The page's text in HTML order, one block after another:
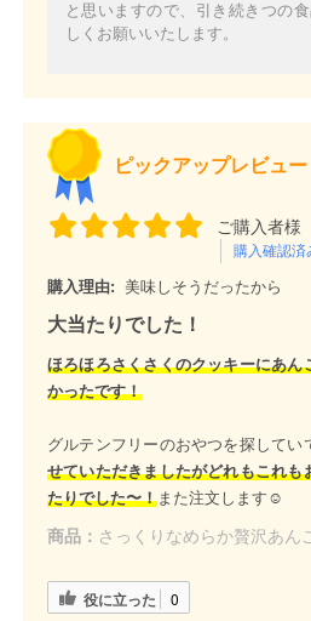
と思いますので、引き続きつの
しくお願いいたします。
ピックアップレビュー
ご購入者様
購入確認済
購入理由: 美味しそうだったから
大当たりでした！
ほろほろさくさくのクッキーにあん
かったです！
グルテンフリーのおやつを探してい
せていただきましたがどれもこれも
たりでした〜！また注文します☺️
商品： さっくりなめらか贅沢あん
役に立った 0